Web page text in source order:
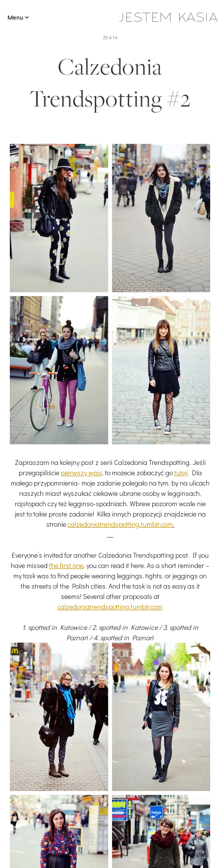
Menu
29.4.14
Calzedonia
Trendspotting #2
Zapraszam na kolejny post z serii Calzedonia Trendspotting. Jeśli
przegapiliście pierwszy wpis, to możecie zobaczyć gotutaj. Dla
małego przypomnienia- moje zadanie polegało na tym, by na ulicach
naszych miast wyszukać ciekawie ubrane osoby w legginsach,
rajstopach czy też legginso-spodniach. Wbrew pozorom wcale nie
jest to takie proste zadanie! Kilka innych propozycji znajdziecie na
stroniecalzedoniatrendspotting.tumblr.com.
Everyone’s invited for another Calzedonia Trendspotting post. If you
have missed the first one, you can read it here. As a short reminder –
my task was to find people wearing leggings, tights, or jeggings on
the streets of the Polish cities. And the task is not as easy as it
seems! Several other proposals at
calzedoniatrendspotting.tumblr.com
1. spotted in Katowice / 2. spotted in Katowice / 3. spotted in
Poznań / 4. spotted in Poznań